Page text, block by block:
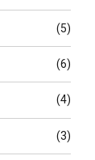
(5)
(6)
(4)
(3)